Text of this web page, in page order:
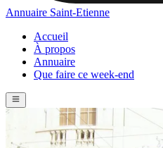
Annuaire Saint-Etienne
Accueil
À propos
Annuaire
Que faire ce week-end